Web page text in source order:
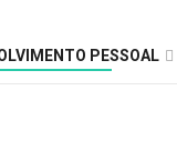
PESSOAL